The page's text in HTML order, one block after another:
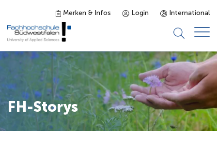
Merken & Infos Login International
Studieninteressierte
Studienangebot
Studierende
FH-Storys